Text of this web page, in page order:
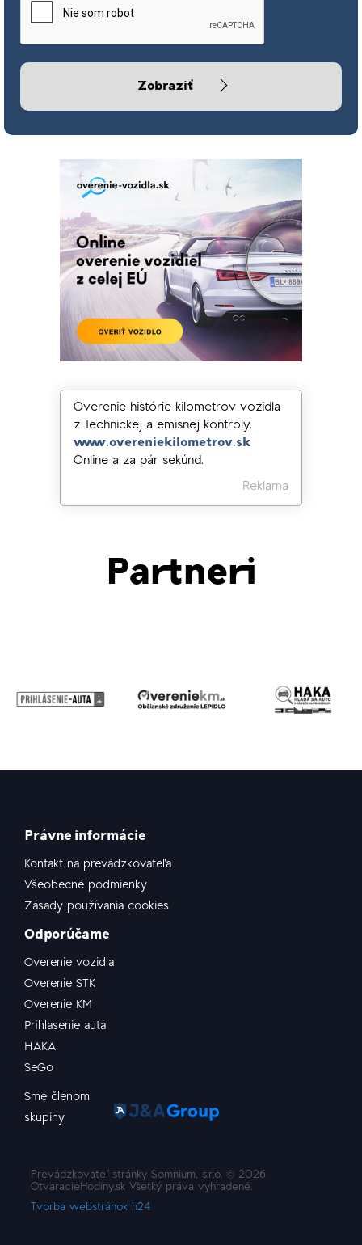
Zobraziť
Overenie histórie kilometrov vozidla
z Technickej a emisnej kontroly.
www.overeniekilometrov.sk
Online a za pár sekúnd.
Reklama
Partneri
Právne informácie
Kontakt na prevádzkovateľa
Všeobecné podmienky
Zásady používania cookies
Odporúčame
Overenie vozidla
Overenie STK
Overenie KM
Prihlasenie auta
HAKA
SeGo
Sme členom
skupiny
Prevádzkovateľ stránky Somnium, s.r.o. © 2026
OtvaracieHodiny.sk Všetký práva vyhradené.
Tvorba webstránok h24